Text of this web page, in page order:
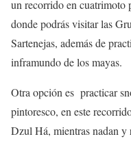
un recorrido en cuatrimoto
donde podrás visitar las
Sartenejas, además de
inframundo de los mayas.
Otra opción es practicar
pintoresco, en este
Dzul Há, mientras nadan y